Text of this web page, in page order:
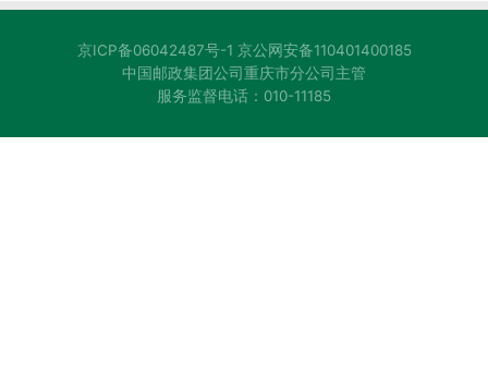
京ICP备06042487号-1 京公网安备110401400185
中国邮政集团公司重庆市分公司主管
服务监督电话：010-11185